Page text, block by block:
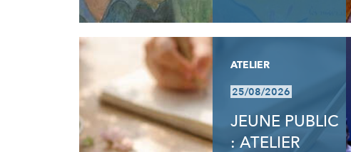
ATELIER
25/08/2026
JEUNE PUBLIC
: ATELIER